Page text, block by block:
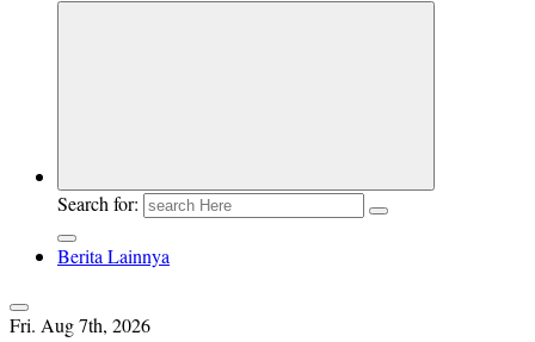
Search for:
Berita Lainnya
Fri. Aug 7th, 2026